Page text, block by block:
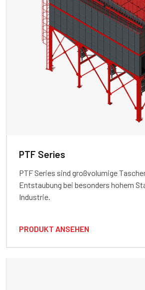
PTF Series
PTF Series sind großvolumige
Entstaubung bei besonders hohem
Industrie.
PRODUKT ANSEHEN